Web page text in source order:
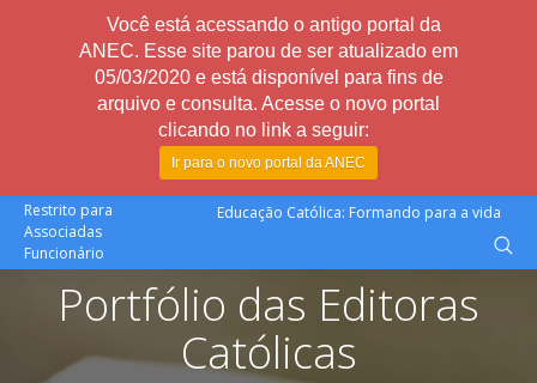
Restrito para
Associadas
Funcionário
Educação Católica: Formando para a vida
Portfólio das Editoras
Católicas
Você está acessando o antigo portal da
ANEC. Esse site parou de ser atualizado em
05/03/2020 e está disponível para fins de
arquivo e consulta. Acesse o novo portal
clicando no link a seguir:
Ir para o novo portal da ANEC